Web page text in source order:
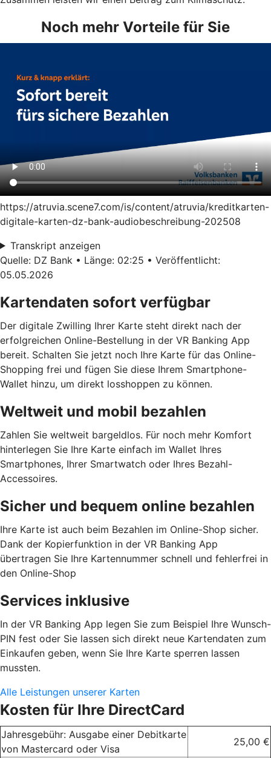
Noch mehr Vorteile für Sie
https://atruvia.scene7.com/is/content/atruvia/kreditkarten-
digitale-karten-dz-bank-audiobeschreibung-202508
Transkript anzeigen
Quelle: DZ Bank • Länge: 02:25 • Veröffentlicht:
05.05.2026
Kartendaten sofort verfügbar
Der digitale Zwilling Ihrer Karte steht direkt nach der
erfolgreichen Online-Bestellung in der VR Banking App
bereit. Schalten Sie jetzt noch Ihre Karte für das Online-
Shopping frei und fügen Sie diese Ihrem Smartphone-
Wallet hinzu, um direkt losshoppen zu können.
Weltweit und mobil bezahlen
Zahlen Sie weltweit bargeldlos. Für noch mehr Komfort
hinterlegen Sie Ihre Karte einfach im Wallet Ihres
Smartphones, Ihrer Smartwatch oder Ihres Bezahl-
Accessoires.
Sicher und bequem online bezahlen
Ihre Karte ist auch beim Bezahlen im Online-Shop sicher.
Dank der Kopierfunktion in der VR Banking App
übertragen Sie Ihre Kartennummer schnell und fehlerfrei in
den Online-Shop
Services inklusive
In der VR Banking App legen Sie zum Beispiel Ihre Wunsch-
PIN fest oder Sie lassen sich direkt neue Kartendaten zum
Einkaufen geben, wenn Sie Ihre Karte sperren lassen
mussten.
Alle Leistungen unserer Karten
Kosten für Ihre DirectCard
Jahresgebühr: Ausgabe einer Debitkarte
von Mastercard oder Visa
25,00 €